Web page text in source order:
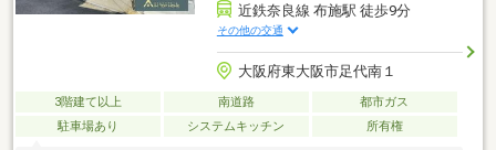
近鉄奈良線 布施駅 徒歩9分
その他の交通
大阪府東大阪市足代南１
3階建て以上 南道路
都市ガス
駐車場あり
システムキッチン 所有権